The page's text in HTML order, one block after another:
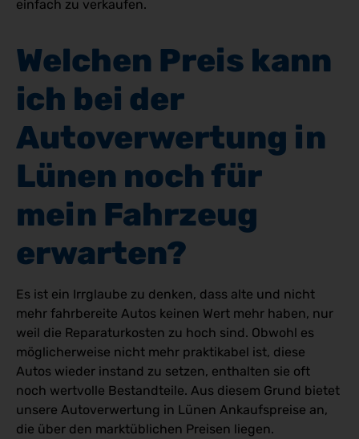
einfach zu verkaufen.
Welchen Preis kann
ich bei der
Autoverwertung in
Lünen noch für
mein Fahrzeug
erwarten?
Es ist ein Irrglaube zu denken, dass alte und nicht
mehr fahrbereite Autos keinen Wert mehr haben, nur
weil die Reparaturkosten zu hoch sind. Obwohl es
möglicherweise nicht mehr praktikabel ist, diese
Autos wieder instand zu setzen, enthalten sie oft
noch wertvolle Bestandteile. Aus diesem Grund bietet
unsere Autoverwertung in Lünen Ankaufspreise an,
die über den marktüblichen Preisen liegen.